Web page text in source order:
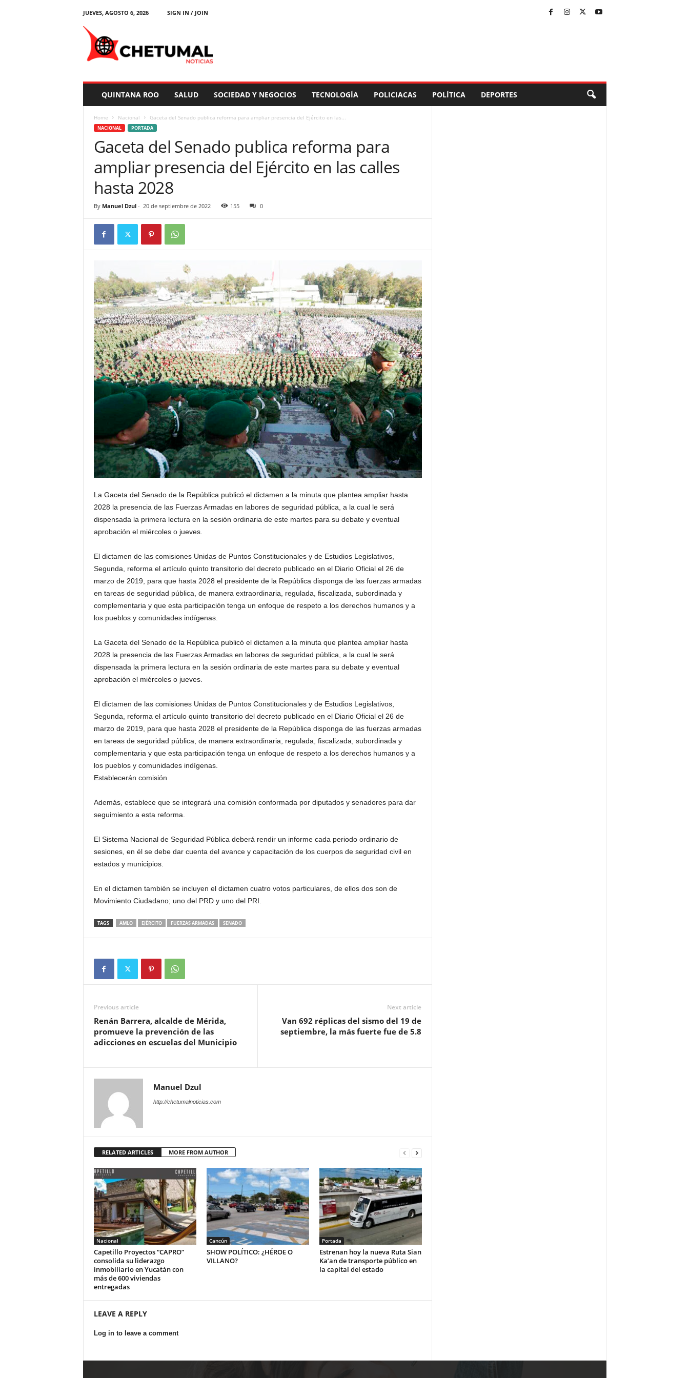
JUEVES, AGOSTO 6, 2026
SIGN IN / JOIN
QUINTANA ROO SALUD SOCIEDAD Y NEGOCIOS TECNOLOGÍA POLICIACAS POLÍTICA DEPORTES
Home Nacional Gaceta del Senado publica reforma para ampliar presencia del Ejército en las...
NACIONAL PORTADA
Gaceta del Senado publica reforma para
ampliar presencia del Ejército en las calles
hasta 2028
By Manuel Dzul- 20 de septiembre de 2022 155 0
La Gaceta del Senado de la República publicó el dictamen a la minuta que plantea ampliar hasta
2028 la presencia de las Fuerzas Armadas en labores de seguridad pública, a la cual le será
dispensada la primera lectura en la sesión ordinaria de este martes para su debate y eventual
aprobación el miércoles o jueves.
El dictamen de las comisiones Unidas de Puntos Constitucionales y de Estudios Legislativos,
Segunda, reforma el artículo quinto transitorio del decreto publicado en el Diario Oficial el 26 de
marzo de 2019, para que hasta 2028 el presidente de la República disponga de las fuerzas armadas
en tareas de seguridad pública, de manera extraordinaria, regulada, fiscalizada, subordinada y
complementaria y que esta participación tenga un enfoque de respeto a los derechos humanos y a
los pueblos y comunidades indígenas.
La Gaceta del Senado de la República publicó el dictamen a la minuta que plantea ampliar hasta
2028 la presencia de las Fuerzas Armadas en labores de seguridad pública, a la cual le será
dispensada la primera lectura en la sesión ordinaria de este martes para su debate y eventual
aprobación el miércoles o jueves.
El dictamen de las comisiones Unidas de Puntos Constitucionales y de Estudios Legislativos,
Segunda, reforma el artículo quinto transitorio del decreto publicado en el Diario Oficial el 26 de
marzo de 2019, para que hasta 2028 el presidente de la República disponga de las fuerzas armadas
en tareas de seguridad pública, de manera extraordinaria, regulada, fiscalizada, subordinada y
complementaria y que esta participación tenga un enfoque de respeto a los derechos humanos y a
los pueblos y comunidades indígenas.
Establecerán comisión
Además, establece que se integrará una comisión conformada por diputados y senadores para dar
seguimiento a esta reforma.
El Sistema Nacional de Seguridad Pública deberá rendir un informe cada periodo ordinario de
sesiones, en él se debe dar cuenta del avance y capacitación de los cuerpos de seguridad civil en
estados y municipios.
En el dictamen también se incluyen el dictamen cuatro votos particulares, de ellos dos son de
Movimiento Ciudadano; uno del PRD y uno del PRI.
TAGS AMLO EJÉRCITO FUERZAS ARMADAS SENADO
Previous article
Renán Barrera, alcalde de Mérida,
promueve la prevención de las
adicciones en escuelas del Municipio
Next article
Van 692 réplicas del sismo del 19 de
septiembre, la más fuerte fue de 5.8
Manuel Dzul
http://chetumalnoticias.com
RELATED ARTICLES MORE FROM AUTHOR
Nacional
Capetillo Proyectos “CAPRO”
consolida su liderazgo
inmobiliario en Yucatán con
más de 600 viviendas
entregadas
Cancún
SHOW POLÍTICO: ¿HÉROE O
VILLANO?
Portada
Estrenan hoy la nueva Ruta Sian
Ka’an de transporte público en
la capital del estado
LEAVE A REPLY
Log in to leave a comment